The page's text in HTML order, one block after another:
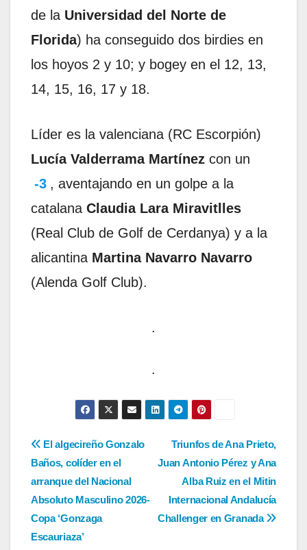
de la Universidad del Norte de
Florida) ha conseguido dos birdies en
los hoyos 2 y 10; y bogey en el 12, 13,
14, 15, 16, 17 y 18.
Líder es la valenciana (RC Escorpión)
Lucía Valderrama Martínez con un
-3 , aventajando en un golpe a la
catalana Claudia Lara Miravitlles
(Real Club de Golf de Cerdanya) y a la
alicantina Martina Navarro Navarro
(Alenda Golf Club).
.
.
Navegación
de
entradas
Triunfos de Ana Prieto,
Juan Antonio Pérez y Ana
Alba Ruiz en el Mitin
Internacional Andalucía
Challenger en Granada
El algecireño Gonzalo
Baños, colíder en el
arranque del Nacional
Absoluto Masculino 2026-
Copa ‘Gonzaga
Escauriaza’